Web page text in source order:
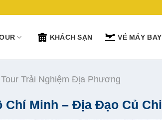
KHÁCH SẠN VÉ MÁY BAY
Tour Trải Nghiệm Địa Phương
Chí Minh – Địa Đạo Củ Chi